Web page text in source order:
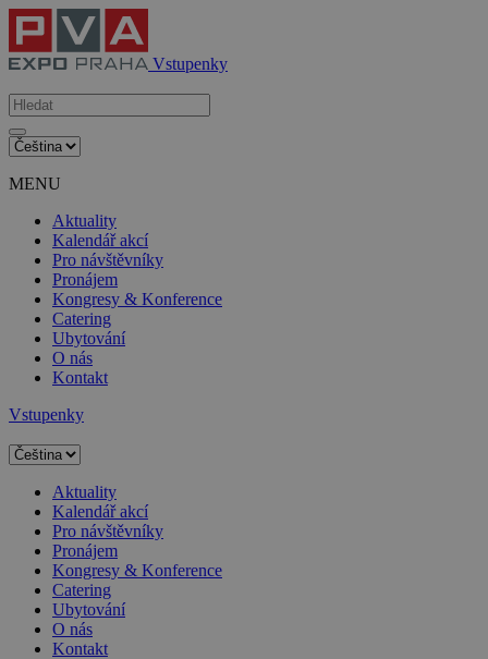
Vstupenky
MENU
Aktuality
Kalendář akcí
Pro návštěvníky
Pronájem
Kongresy & Konference
Catering
Ubytování
O nás
Kontakt
Vstupenky
Aktuality
Kalendář akcí
Pro návštěvníky
Pronájem
Kongresy & Konference
Catering
Ubytování
O nás
Kontakt